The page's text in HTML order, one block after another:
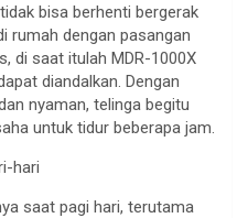
bisa berhenti bergerak
rumah dengan pasangan
di saat itulah MDR-1000X
diandalkan. Dengan
nyaman, telinga begitu
untuk tidur beberapa jam.
hari
saat pagi hari, terutama